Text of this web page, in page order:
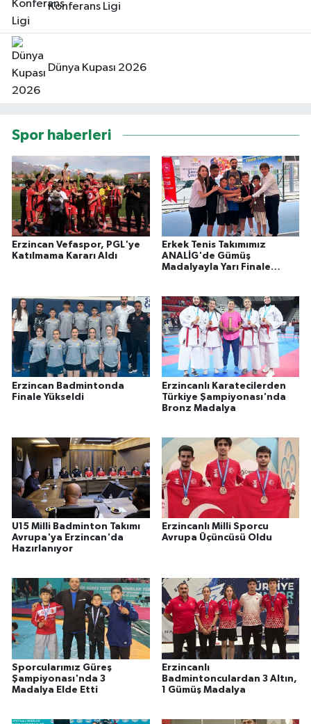
Konferans Ligi
Dünya Kupası 2026
Spor haberleri
Erzincan Vefaspor, PGL'ye
Katılmama Kararı Aldı
Erkek Tenis Takımımız
ANALİG'de Gümüş
Madalyayla Yarı Finale
Erzincan Badmintonda
Finale Yükseldi
Erzincanlı Karatecilerden
Türkiye Şampiyonası'nda
Bronz Madalya
U15 Milli Badminton Takımı
Avrupa'ya Erzincan'da
Hazırlanıyor
Erzincanlı Milli Sporcu
Avrupa Üçüncüsü Oldu
Sporcularımız Güreş
Şampiyonası'nda 3
Madalya Elde Etti
Erzincanlı
Badmintonculardan 3 Altın,
1 Gümüş Madalya